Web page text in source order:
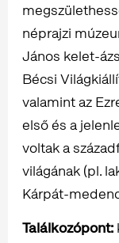
néprajzi
János kelet-
Bécsi
valamint az
első és a
voltak a
világának (pl.
Kárpát-
Találkozópont: